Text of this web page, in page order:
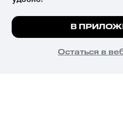
психотропных веществ, их
их незаконный оборот запрещён и
законодательством
© 2026 ООО «КИОН».
Все права защищены
Мы используем куки, чтобы
Подробнее
В
Остаться в